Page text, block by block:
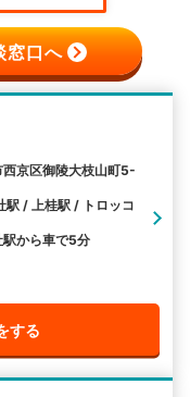
窓口へ
京区御陵大枝山町5-
駅 / 上桂駅 / トロッコ
駅から車で5分
する